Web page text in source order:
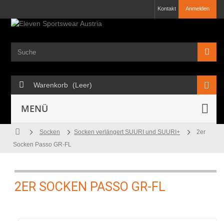
Anmelden
Kontakt
Warenkorb (Leer)
MENÜ
Socken Socken verlängert SUURI und SUURI+
2er
Socken Passo GR-FL
2ER SOCKEN PASSO GR-FL